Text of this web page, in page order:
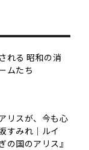
れる 昭和の消
ムたち
リスが、今も心
すみれ｜ルイ
の国のアリス』